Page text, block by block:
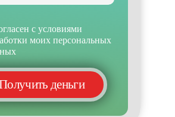
с условиями
моих персональных